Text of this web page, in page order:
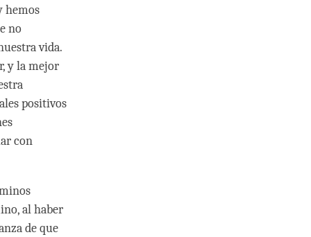
hemos
no
vida.
y la mejor
positivos
con
al haber
de que